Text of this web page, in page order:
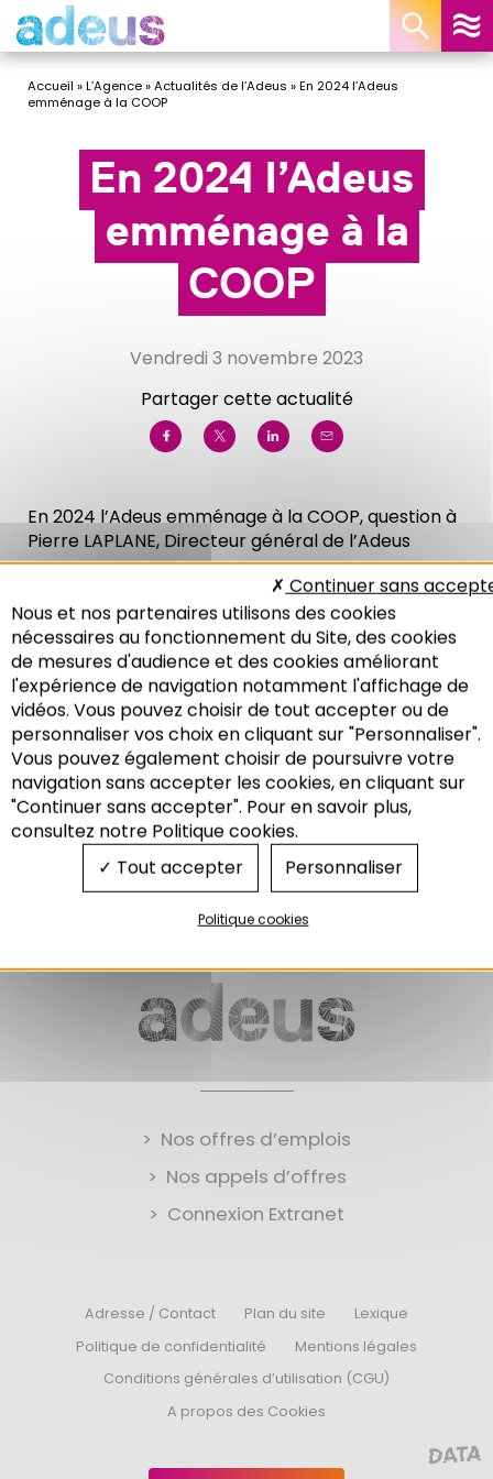
Recherche
Accueil »L’Agence»Actualités de l’Adeus »En 2024 l’Adeus
emménage à la COOP
En 2024 l’Adeus
emménage à la
COOP
vendredi 3 novembre 2023
Partager cette actualité
En 2024 l’Adeus emménage à la COOP, question à
Pierre LAPLANE, Directeur général de l’Adeus
Nos offres d’emplois
Nos appels d’offres
Connexion Extranet
Adresse / Contact Plan du site
Lexique
Politique de confidentialité
Mentions légales
Conditions générales d’utilisation (CGU)
A propos des Cookies
Panneau de gestion des cookies
Nous et nos partenaires utilisons des cookies
nécessaires au fonctionnement du Site, des cookies
de mesures d'audience et des cookies améliorant
l'expérience de navigation notamment l'affichage de
vidéos. Vous pouvez choisir de tout accepter ou de
personnaliser vos choix en cliquant sur "Personnaliser".
Vous pouvez également choisir de poursuivre votre
navigation sans accepter les cookies, en cliquant sur
"Continuer sans accepter". Pour en savoir plus,
consultez notre Politique cookies.
Tout accepter
Continuer sans
Personnaliser
Politique cookies